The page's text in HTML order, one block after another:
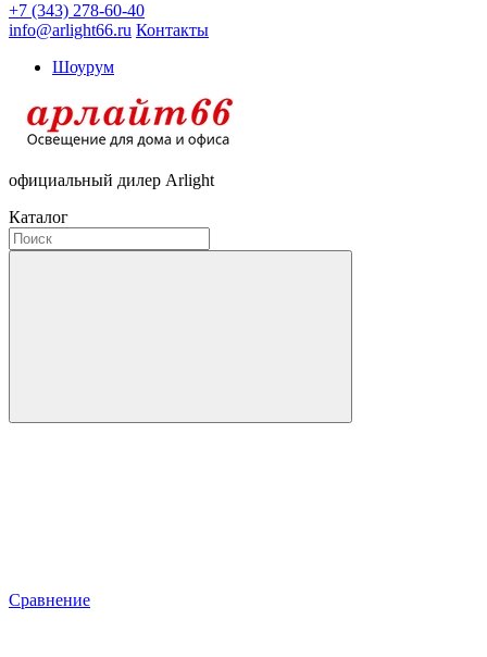
+7 (343) 278-60-40
info@arlight66.ru Контакты
Шоурум
официальный дилер Arlight
Каталог
Сравнение